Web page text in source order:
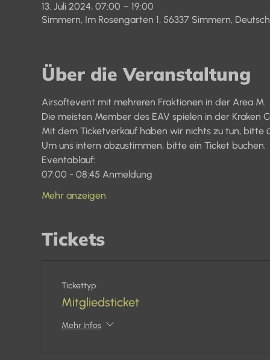
13. Juli 2024, 07:00 – 19:00
Simmern, Im Rosengarten 1, 56337 Simmern,
Über die Veranstaltung
Airsoftevent mit mehreren Fraktionen in der Area M.
Die meisten Member des EAV spielen in der Kraken
Mit dem Ticketverkauf haben wir nichts zu tun, bitte
Um uns intern abzustimmen, bitte ein Ticket buchen.
Eventablauf:
07:00 - 08:45 Anmeldung
Mehr anzeigen
Tickets
Tickettyp
Mitgliedsticket
Mehr Infos